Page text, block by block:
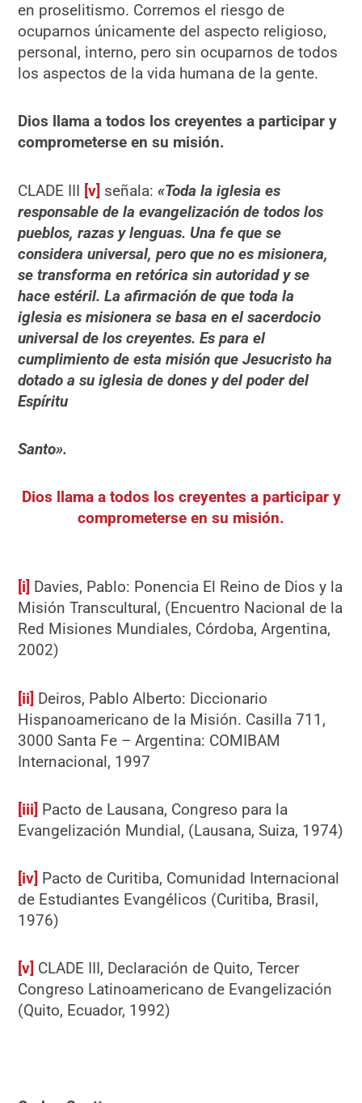
en proselitismo. Corremos el riesgo de
ocuparnos únicamente del aspecto religioso,
personal, interno, pero sin ocuparnos de todos
los aspectos de la vida humana de la gente.
Dios llama a todos los creyentes a participar y
comprometerse en su misión.
CLADE III [v] señala:«Toda la iglesia es
responsable de la evangelización de todos los
pueblos, razas y lenguas. Una fe que se
considera universal, pero que no es misionera,
setransforma en retórica sin autoridad y se
hace estéril. La afirmación de que toda la
iglesiaes misionera se basa en el sacerdocio
universal de los creyentes. Es para el
cumplimientode esta misión que Jesucristo ha
dotado a su iglesia de dones y del poder del
Espíritu
Santo».
Dios llama a todos los creyentes a participar y
comprometerse en su misión.
[i] Davies, Pablo: Ponencia El Reino de Dios y la
Misión Transcultural, (Encuentro Nacional de la
Red Misiones Mundiales, Córdoba, Argentina,
2002)
[ii] Deiros, Pablo Alberto: Diccionario
Hispanoamericano de la Misión. Casilla 711,
3000 Santa Fe – Argentina: COMIBAM
Internacional, 1997
[iii] Pacto de Lausana, Congreso para la
Evangelización Mundial, (Lausana, Suiza, 1974)
[iv] Pacto de Curitiba, Comunidad Internacional
de Estudiantes Evangélicos (Curitiba, Brasil,
1976)
[v] CLADE III, Declaración de Quito, Tercer
Congreso Latinoamericano de Evangelización
(Quito, Ecuador, 1992)